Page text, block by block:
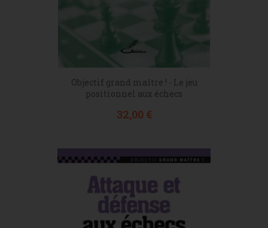
Objectif grand maître ! - Le jeu
positionnel aux échecs
Prix
32,00 €